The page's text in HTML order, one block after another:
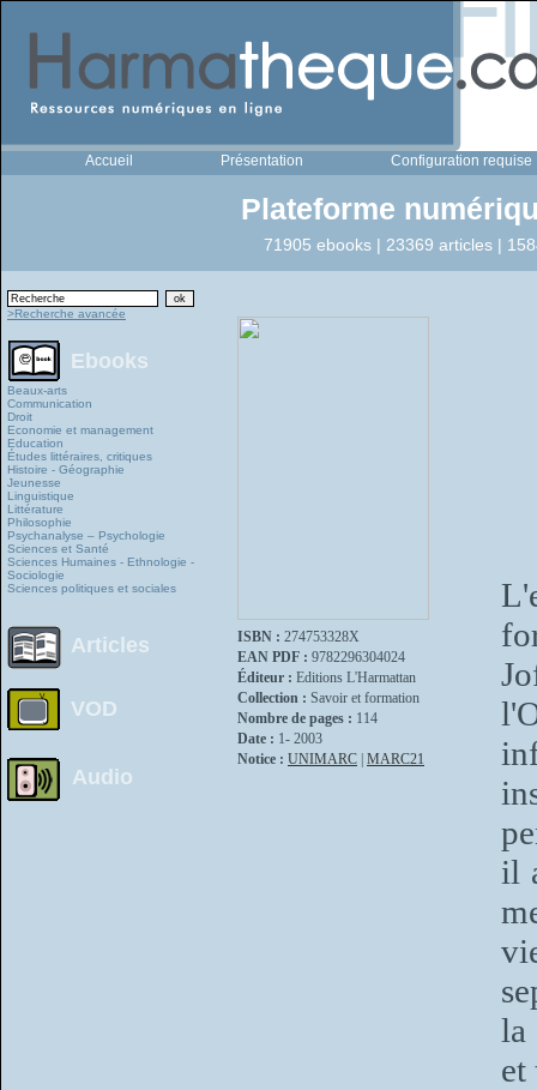
Accueil Présentation Configuration requise
Plateforme
71905 ebooks | 23369 articles |
>Recherche avancée
Ebooks
Beaux-arts
Communication
Droit
Economie et management
Education
Études littéraires, critiques
Histoire - Géographie
Jeunesse
Linguistique
Littérature
Philosophie
Psychanalyse – Psychologie
Sciences et Santé
Sciences Humaines - Ethnologie -
Sociologie
Sciences politiques et sociales
Articles
VOD
Audio
ISBN : 274753328X
EAN PDF : 9782296304024
Éditeur : Editions L'Harmattan
Collection : Savoir et formation
Nombre de pages : 114
Date : 1- 2003
Notice : UNIMARC MARC21
il
la
et